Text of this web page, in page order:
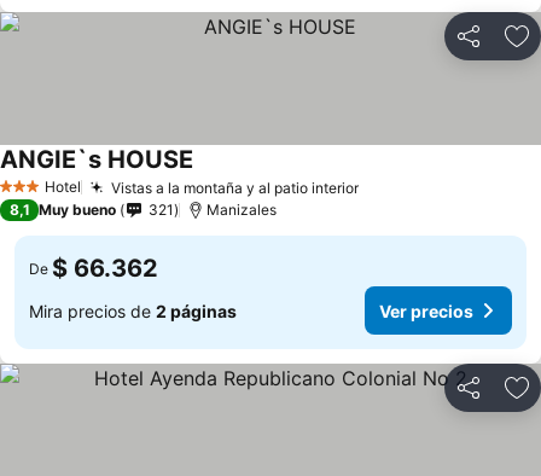
Compartir
3 Estrellas
Hotel Vistas a la montaña y al patio interiorVer precios
ANGIE`s HOUSE
8,1 Muy bueno 321 Manizales
De $ 66.362
Mira precios de 2 páginas Ver precios
Compartir